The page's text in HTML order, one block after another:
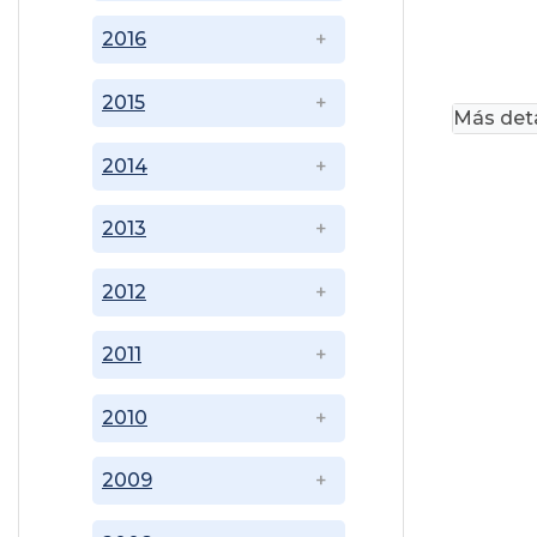
2009
2010
2011
2012
2013
2014
2015
2016
Más